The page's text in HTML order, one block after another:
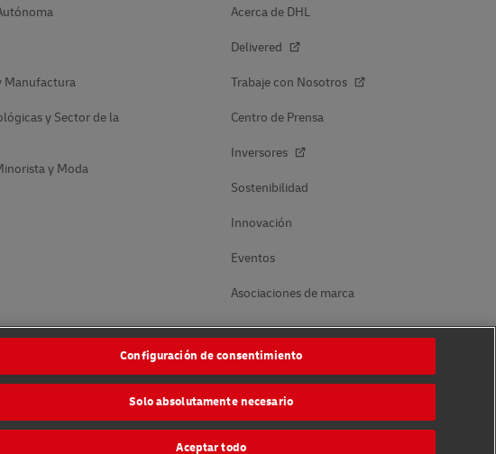
Manufactura
y Sector de la
y Moda
Acerca de DHL
Delivered
Trabaje con Nosotros
Centro de Prensa
Inversores
Sostenibilidad
Innovación
Eventos
Asociaciones de marca
Síganos
Configuración de consentimiento
Solo absolutamente necesario
Aceptar todo